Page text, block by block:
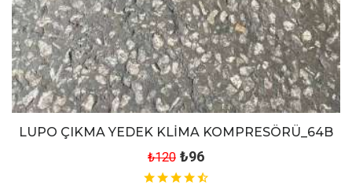
LUPO ÇIKMA YEDEK KLİMA KOMPRESÖRÜ_64B
₺120 ₺96